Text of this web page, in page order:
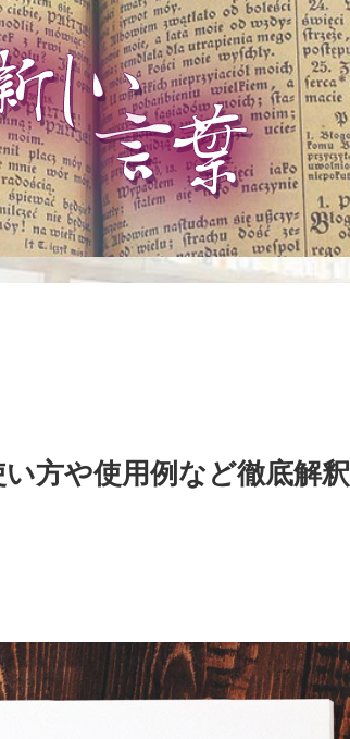
方や使用例など徹底解釈